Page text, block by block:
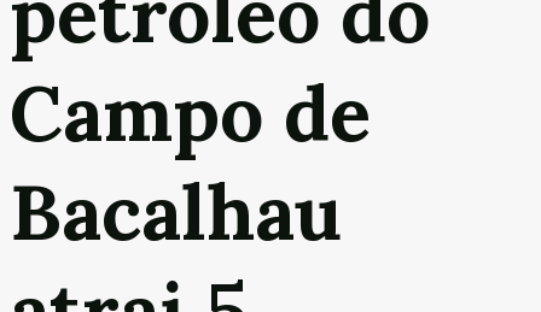
Campo de
Bacalhau